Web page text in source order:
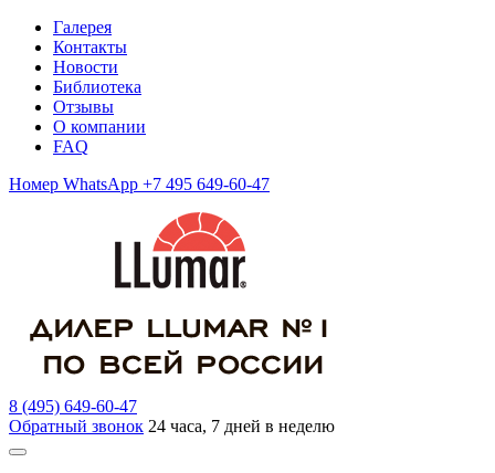
Галерея
Контакты
Новости
Библиотека
Отзывы
О компании
FAQ
Номер WhatsApp +7 495 649-60-47
8 (495) 649-60-47
Обратный звонок 24 часа, 7 дней в неделю